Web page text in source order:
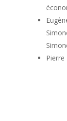
Pierre